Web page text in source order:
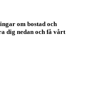
om bostad och
dig nedan och få vårt